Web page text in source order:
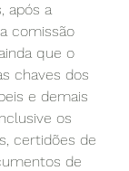
após a
comissão
que o
chaves dos
e demais
os
certidões de
de